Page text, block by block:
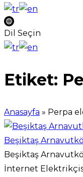
Dil Seçin
Etiket:
Anasayfa » Perpa
Beşiktaş
Beşiktaş
İnternet